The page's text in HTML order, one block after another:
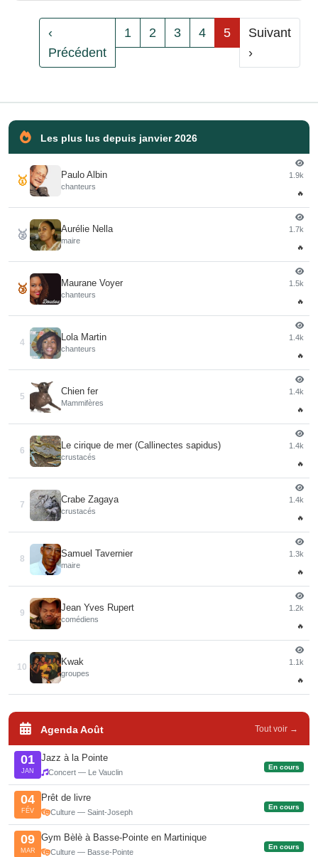
‹
Précédent
1 2 3 4 5
Suivant
›
Les plus lus depuis janvier 2026
🥇 Paulo Albin
chanteurs
1.9k
🔥
🥈 Aurélie Nella
maire
1.7k
🔥
🥉 Maurane Voyer
chanteurs
1.5k
🔥
4
Lola Martin
chanteurs
1.4k
🔥
5
Chien fer
Mammifères
1.4k
🔥
6
Le cirique de mer (Callinectes sapidus)
crustacés
1.4k
🔥
7
Crabe Zagaya
crustacés
1.4k
🔥
8
Samuel Tavernier
maire
1.3k
🔥
9
Jean Yves Rupert
comédiens
1.2k
🔥
10
Kwak
groupes
1.1k
🔥
Agenda Août Tout voir →
01
JAN
Jazz à la Pointe
Concert — Le Vauclin
En cours
04
FÉV
Prêt de livre
Culture — Saint-Joseph
En cours
09
MAR
Gym Bèlè à Basse-Pointe en Martinique
Culture — Basse-Pointe
En cours